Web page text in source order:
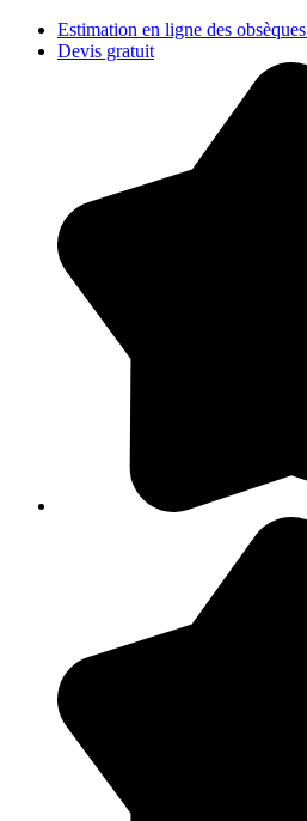
Estimation en ligne des obsèques
Devis gratuit